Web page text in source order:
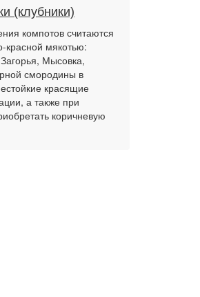
(клубники)
компотов считаются
красной мякотью:
Мысовка,
смородины в
красящие
а также при
коричневую